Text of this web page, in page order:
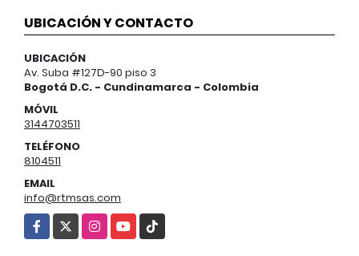
UBICACIÓN Y CONTACTO
UBICACIÓN
Av. Suba #127D-90 piso 3
Bogotá D.C. - Cundinamarca - Colombia
MÓVIL
3144703511
TELÉFONO
8104511
EMAIL
info@rtmsas.com
Facebook
X Instagram
YouTube
TikTok